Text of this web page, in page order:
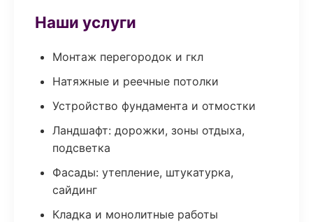
Наши услуги
Монтаж перегородок и гкл
Натяжные и реечные потолки
Устройство фундамента и отмостки
Ландшафт: дорожки, зоны отдыха,
подсветка
Фасады: утепление, штукатурка,
сайдинг
Кладка и монолитные работы